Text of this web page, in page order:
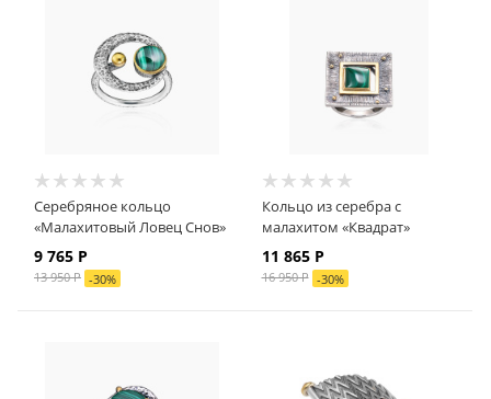
Серебряное кольцо
«Малахитовый Ловец Снов»
9 765 Р
13 950 Р -30%
Кольцо из серебра с
малахитом «Квадрат»
11 865 Р
16 950 Р -30%